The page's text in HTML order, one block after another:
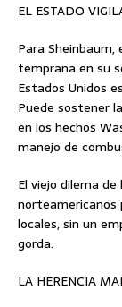
EL ESTADO
Para
temprana en su
Estados Unidos
Puede sostener
en los hechos
manejo de
El viejo dilema
norteamericanos
locales, sin un
gorda.
LA HERENCIA